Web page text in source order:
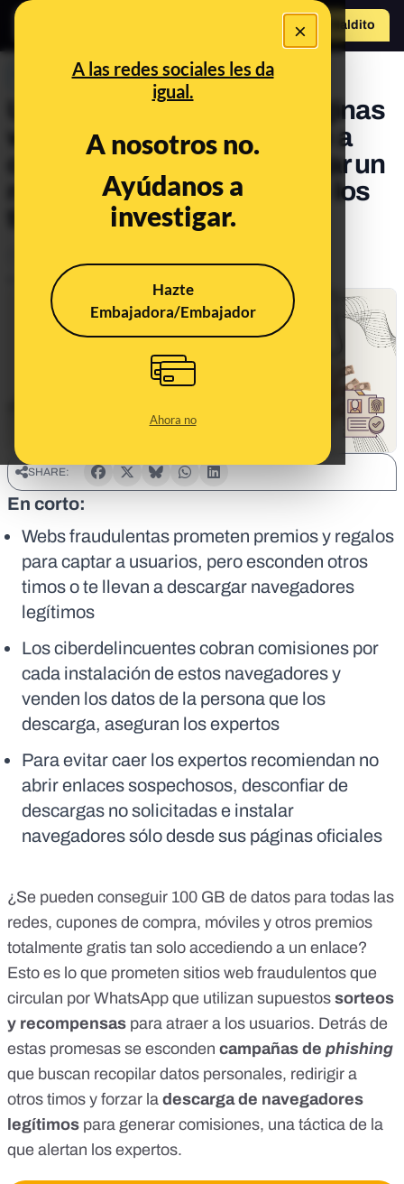
×
A las redes sociales les da
igual.
A nosotros no.
Ayúdanos a
investigar.
Hazte
Embajadora/Embajador
Ahora no
Hazte Maldito
PREBUNKING
Un timo dentro de otro: páginas
web fraudulentas redirigen a
otros engaños o a descargar un
navegador legal con el que los
timadores cobran dinero
Publicado el
SHARE:
En corto:
Webs fraudulentas prometen premios y regalos
para captar a usuarios, pero esconden otros
timos o te llevan a descargar navegadores
legítimos
Los ciberdelincuentes cobran comisiones por
cada instalación de estos navegadores y
venden los datos de la persona que los
descarga, aseguran los expertos
Para evitar caer los expertos recomiendan no
abrir enlaces sospechosos, desconfiar de
descargas no solicitadas e instalar
navegadores sólo desde sus páginas oficiales
¿Se pueden conseguir 100 GB de datos para todas las
redes, cupones de compra, móviles y otros premios
totalmente gratis tan solo accediendo a un enlace?
Esto es lo que prometen sitios web fraudulentos que
circulan por WhatsApp que utilizan supuestos sorteos
y recompensas para atraer a los usuarios. Detrás de
estas promesas se esconden campañas de phishing
que buscan recopilar datos personales, redirigir a
otros timos y forzar la descarga de navegadores
legítimos para generar comisiones, una táctica de la
que alertan los expertos.